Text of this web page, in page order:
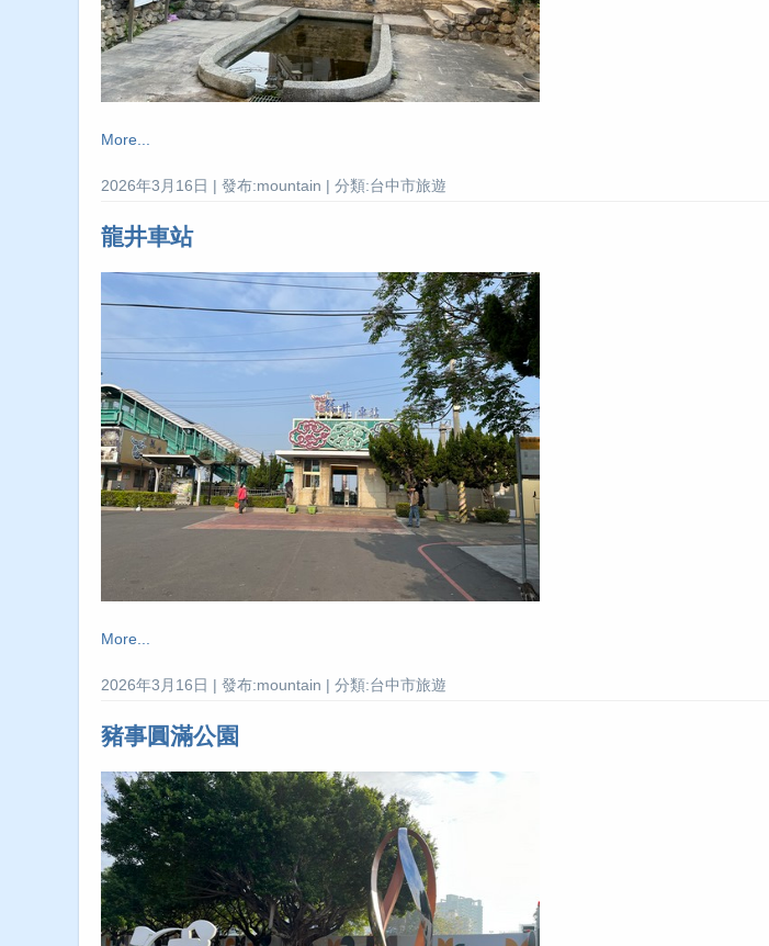
More...
2026年3月16日 | 發布:mountain | 分類:台中市旅遊
龍井車站
More...
2026年3月16日 | 發布:mountain | 分類:台中市旅遊
豬事圓滿公園